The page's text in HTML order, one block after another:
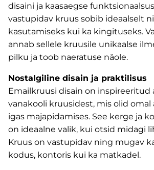
disaini ja kaasaegse
vastupidav kruus sobib ideaalselt
kasutamiseks kui ka kingituseks.
annab sellele kruusile unikaalse
pilku ja toob naeratuse näole.
Nostalgiline disain ja praktilisus
Emailkruusi disain on inspireeritud
vanakooli kruusidest, mis olid omal
igas majapidamises. See kerge ja
on ideaalne valik, kui otsid midagi
Kruus on vastupidav ning mugav
kodus, kontoris kui ka matkadel.